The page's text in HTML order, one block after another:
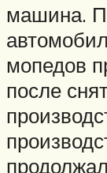
машина.
мопедов
после